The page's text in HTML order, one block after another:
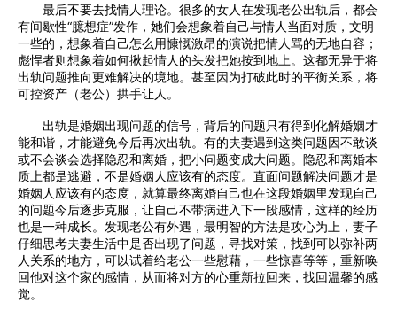
最后不要去找情人理论。很多的女人在发现老公出轨后，都会
有间歇性“臆想症”发作，她们会想象着自己与情人当面对质，文明
一些的，想象着自己怎么用慷慨激昂的演说把情人骂的无地自容；
彪悍者则想象着如何揪起情人的头发把她按到地上。这都无异于将
出轨问题推向更难解决的境地。甚至因为打破此时的平衡关系，将
可控资产（老公）拱手让人。
出轨是婚姻出现问题的信号，背后的问题只有得到化解婚姻才
能和谐，才能避免今后再次出轨。有的夫妻遇到这类问题因不敢谈
或不会谈会选择隐忍和离婚，把小问题变成大问题。隐忍和离婚本
质上都是逃避，不是婚姻人应该有的态度。直面问题解决问题才是
婚姻人应该有的态度，就算最终离婚自己也在这段婚姻里发现自己
的问题今后逐步克服，让自己不带病进入下一段感情，这样的经历
也是一种成长。发现老公有外遇，最明智的方法是攻心为上，妻子
仔细思考夫妻生活中是否出现了问题，寻找对策，找到可以弥补两
人关系的地方，可以试着给老公一些慰藉，一些惊喜等等，重新唤
回他对这个家的感情，从而将对方的心重新拉回来，找回温馨的感
觉。